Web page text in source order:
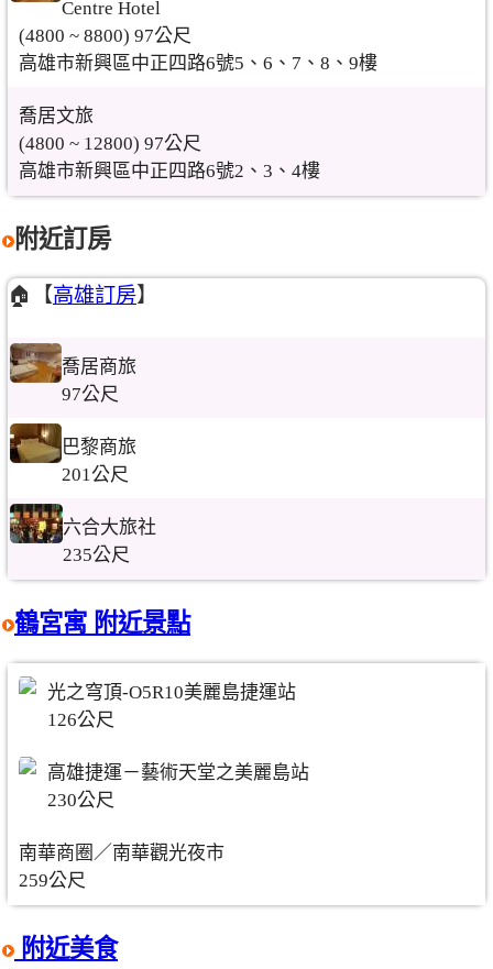
Centre Hotel
(4800 ~ 8800) 97公尺
高雄市新興區中正四路6號5、6、7、8、9樓
喬居文旅
(4800 ~ 12800) 97公尺
高雄市新興區中正四路6號2、3、4樓
附近訂房
🏠【高雄訂房】
喬居商旅
97公尺
巴黎商旅
201公尺
六合大旅社
235公尺
鶴宮寓 附近景點
光之穹頂-O5R10美麗島捷運站
126公尺
高雄捷運－藝術天堂之美麗島站
230公尺
南華商圈／南華觀光夜市
259公尺
附近美食